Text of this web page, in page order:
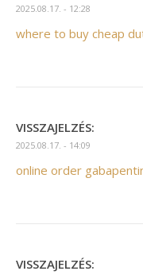
2025.08.17. - 12:28
where to buy cheap
VISSZAJELZÉS:
2025.08.17. - 14:09
online order
VISSZAJELZÉS: